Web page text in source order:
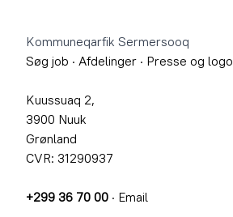
Kommuneqarfik Sermersooq
Søg job · Afdelinger · Presse og logo
Kuussuaq 2,
3900 Nuuk
Grønland
CVR: 31290937
+299 36 70 00 · Email